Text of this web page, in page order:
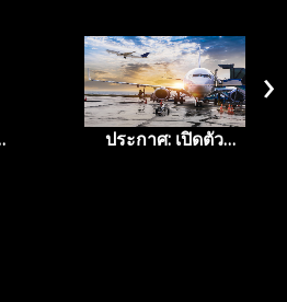
ประกาศ: เปิดตัว
›